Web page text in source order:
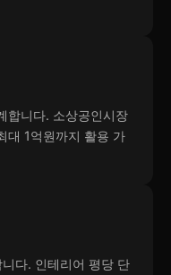
합니다. 소상공인시장
대 1억원까지 활용 가
다. 인테리어 평당 단